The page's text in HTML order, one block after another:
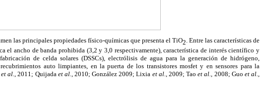
las principales propiedades físico-químicas que presenta el TiO2. Entre las características de
el ancho de banda prohibida (3,2 y 3,0 respectivamente), característica de interés científico y
de celda solares (DSSCs), electrólisis de agua para la generación de hidrógeno,
auto limpiantes, en la puerta de los transistores mosfet y en sensores para la
et al., 2011; Quijada et al., 2010; González 2009; Lixia et al., 2009; Taoet al., 2008; Guo et al.,